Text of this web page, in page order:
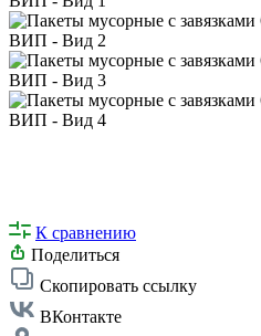
К сравнению
Поделиться
Скопировать ссылку
ВКонтакте